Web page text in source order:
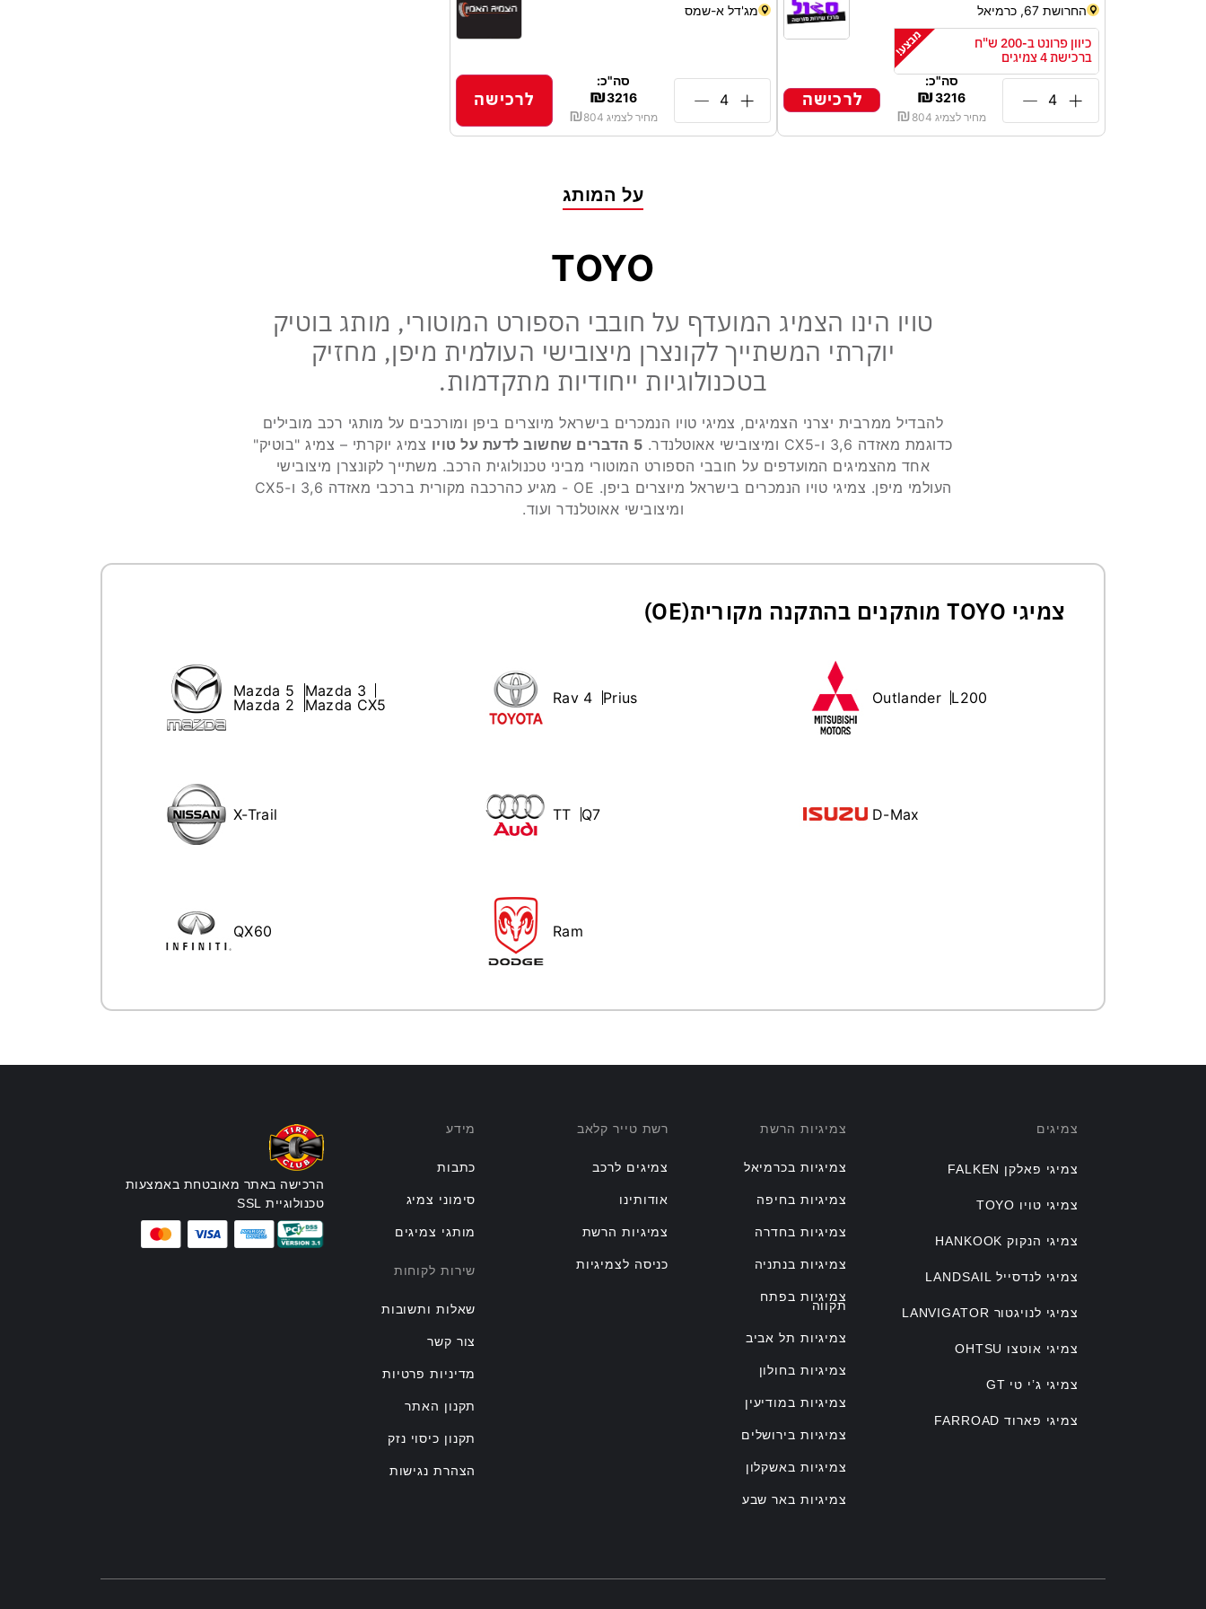
החרושת 67, כרמיאל
כיוון פרונט ב-200 ש"ח
ברכישת 4 צמיגים
סה"כ:
₪3216
מחיר לצמיג ₪ 804
לרכישה
מג'דל א-שמס
סה"כ:
₪3216
מחיר לצמיג ₪804
לרכישה
על המותג
TOYO
טויו הינו הצמיג המועדף על חובבי הספורט המוטורי, מותג בוטיק
יוקרתי המשתייך לקונצרן מיצובישי העולמית מיפן, מחזיק
בטכנולוגיות ייחודיות מתקדמות.
להבדיל ממרבית יצרני הצמיגים, צמיגי טויו הנמכרים בישראל מיוצרים ביפן ומורכבים על מותגי רכב מובילים
כדוגמת מאזדה 3,6 ו-CX5 ומיצובישי אאוטלנדר.
5 הדברים שחשוב לדעת על טויו
צמיג יוקרתי – צמיג "בוטיק"
אחד מהצמיגים המועדפים על חובבי הספורט המוטורי מביני טכנולוגית הרכב. משתייך לקונצרן מיצובישי
העולמי מיפן. צמיגי טויו הנמכרים בישראל מיוצרים ביפן. OE - מגיע כהרכבה מקורית ברכבי מאזדה 3,6 ו-CX5
ומיצובישי אאוטלנדר ועוד.
צמיגי TOYO מותקנים בהתקנה מקורית(OE)
Mazda 5
Mazda 3
Mazda 2
Mazda CX5 Rav 4 Prius Outlander L200
X-Trail TT Q7 D-Max
QX60 Ram
צמיגים
צמיגי פאלקן FALKEN
צמיגי טויו TOYO
צמיגי הנקוק HANKOOK
צמיגי לנדסייל LANDSAIL
צמיגי לנויגטור LANVIGATOR
צמיגי אוטצו OHTSU
צמיגי ג’י טי GT
צמיגי פארוד FARROAD
צמיגיות הרשת
צמיגיות בכרמיאל
צמיגיות בחיפה
צמיגיות בחדרה
צמיגיות בנתניה
צמיגיות בפתח
תקווה
צמיגיות תל אביב
צמיגיות בחולון
צמיגיות במודיעין
צמיגיות בירושלים
צמיגיות באשקלון
צמיגיות באר שבע
רשת טייר קלאב
צמיגים לרכב
אודותינו
צמיגיות הרשת
כניסה לצמיגיות
מידע
כתבות
סימוני צמיג
מותגי צמיגים
שירות לקוחות
שאלות ותשובות
צור קשר
מדיניות פרטיות
תקנון האתר
תקנון כיסוי נזק
הצהרת נגישות
הרכישה באתר מאובטחת באמצעות
טכנולוגיית SSL
אנחנו לעולם לא נשלח ספאם | ההצטרפות ללא תשלום וניתן לעזוב את מועדון הלקוחות בכל עת!